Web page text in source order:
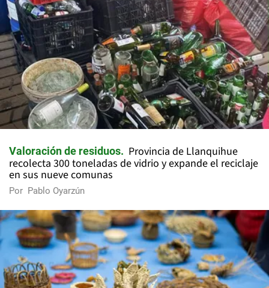
Valoración de residuos
Provincia de Llanquihue
recolecta 300 toneladas de vidrio y expande el reciclaje
en sus nueve comunas
Por Pablo Oyarzún